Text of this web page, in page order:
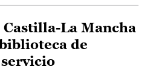
La Mancha
de